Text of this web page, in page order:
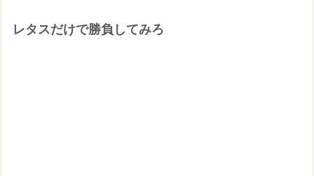
レタスだけで勝負してみろ